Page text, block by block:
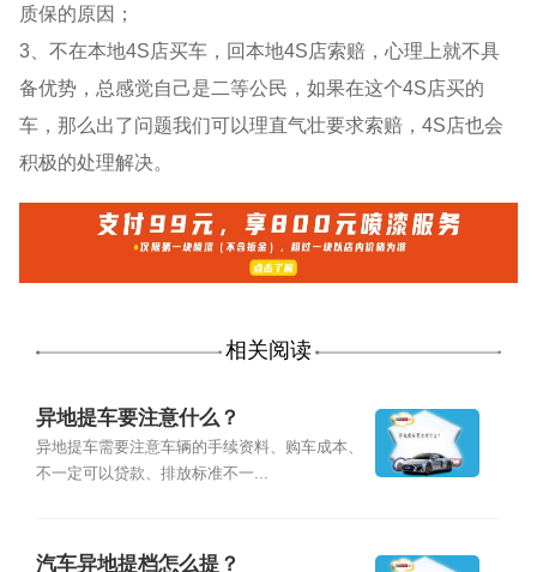
质保的原因；
3、不在本地4S店买车，回本地4S店索赔，心理上就不具
备优势，总感觉自己是二等公民，如果在这个4S店买的
车，那么出了问题我们可以理直气壮要求索赔，4S店也会
积极的处理解决。
相关阅读
异地提车要注意什么？
异地提车需要注意车辆的手续资料、购车成本、
不一定可以贷款、排放标准不一...
汽车异地提档怎么提？